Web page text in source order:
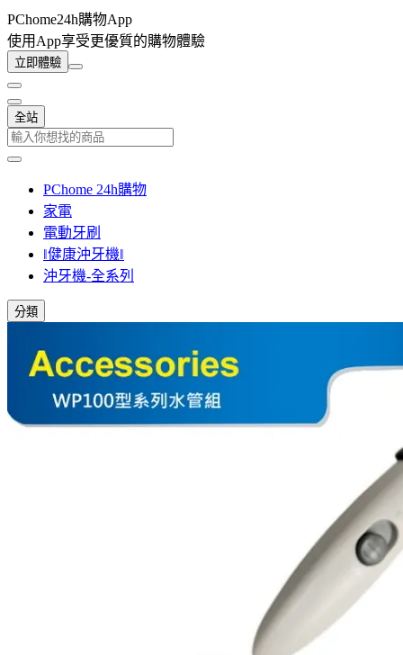
PChome24h購物App
使用App享受更優質的購物體驗
立即體驗
全站
PChome 24h購物
家電
電動牙刷
‖健康沖牙機‖
沖牙機-全系列
分類